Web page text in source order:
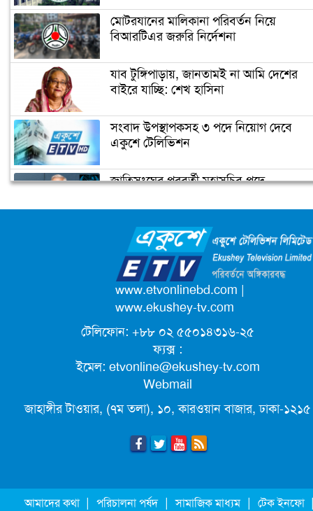
অবস্থান (ভিডিও)
উদযাপনে আমন্ত্রণ
ভিডিও দেখুন
জোরেশোরে চলছে এলিভেটেড
নির্মাণ কাজ
প্রধানমন্ত্রীর চাচী শেখ রাজিয়া নাসের আর
মোটরযানের মালিকানা পরিবর্তন নিয়ে
বিআরটিএর জরুরি নির্দেশনা
যাব টুঙ্গিপাড়ায়, জানতামই না আমি দেশের
বাইরে যাচ্ছি: শেখ হাসিনা
সংবাদ উপস্থাপকসহ ৩ পদে নিয়োগ দেবে
একুশে টেলিভিশন
জাতিসংঘের পরবর্তী মহাসচিব পদে
ক্যাম্পাস অ্যাম্বাসেডর নিয়োগ দিচ্ছে একুশে
টেলিভিশন
পদোন্নতি পেয়ে সচিব হলেন ২ কর্মকর্তা
লিগ্যাল এইডের মাধ্যমে সন্তান ফিরে পেল
সেই কিশোরী মা জুঁই
জেট ফুয়েলের দাম কমলো লিটারে ১৯ টাকা
মূল্যস্ফীতি কমে জুনে ৯ দশমিক ১৬ শতাংশ
ছুটিতে গিয়ে না ফিরলে ৩ বছরের নিষেধাজ্ঞা,
www.etvonlinebd.com |
www.ekushey-tv.com
টেলিফোন: +৮৮ ০২ ৫৫০১৪৩১৬-২৫
ফ্যক্স :
ইমেল: etvonline@ekushey-tv.com
Webmail
জাহাঙ্গীর টাওয়ার, (৭ম তলা), ১০, কারওয়ান বাজার, ঢাকা-১২১৫
আমাদের কথা | পরিচালনা পর্ষদ | সামাজিক মাধ্যম | টেক ইনফো